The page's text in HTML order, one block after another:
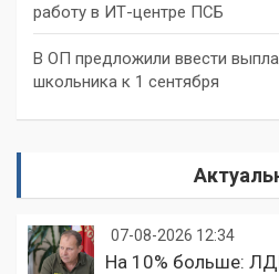
работу в ИТ-центре ПСБ
В ОП предложили ввести
школьника к 1 сентября
07-08-2026 12:34
На 10% больше: